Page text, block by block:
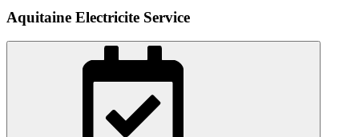
Aquitaine Electricite Service